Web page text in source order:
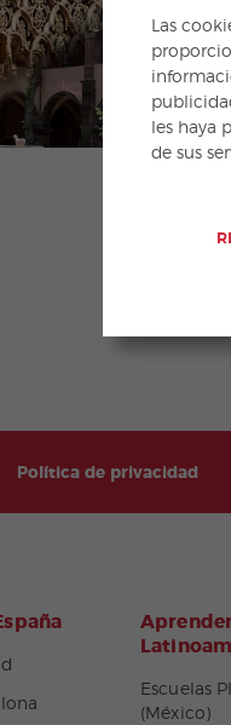
Política de privacidad
Escuelas
(México)
Las
les haya
de sus